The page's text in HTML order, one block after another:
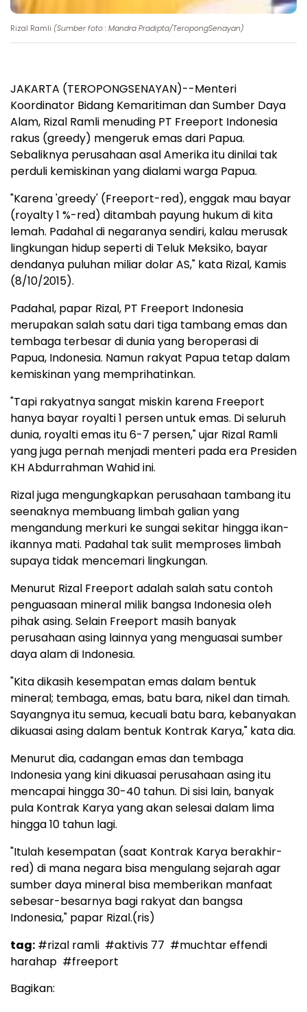
Rizal Ramli (Sumber foto : Mandra Pradipta/TeropongSenayan)
JAKARTA (TEROPONGSENAYAN)--Menteri
Koordinator Bidang Kemaritiman dan Sumber Daya
Alam, Rizal Ramli menuding PT Freeport Indonesia
rakus (greedy) mengeruk emas dari Papua.
Sebaliknya perusahaan asal Amerika itu dinilai tak
perduli kemiskinan yang dialami warga Papua.
"Karena 'greedy' (Freeport-red), enggak mau bayar
(royalty 1 %-red) ditambah payung hukum di kita
lemah. Padahal di negaranya sendiri, kalau merusak
lingkungan hidup seperti di Teluk Meksiko, bayar
dendanya puluhan miliar dolar AS," kata Rizal, Kamis
(8/10/2015).
Padahal, papar Rizal, PT Freeport Indonesia
merupakan salah satu dari tiga tambang emas dan
tembaga terbesar di dunia yang beroperasi di
Papua, Indonesia. Namun rakyat Papua tetap dalam
kemiskinan yang memprihatinkan.
"Tapi rakyatnya sangat miskin karena Freeport
hanya bayar royalti 1 persen untuk emas. Di seluruh
dunia, royalti emas itu 6-7 persen," ujar Rizal Ramli
yang juga pernah menjadi menteri pada era Presiden
KH Abdurrahman Wahid ini.
Rizal juga mengungkapkan perusahaan tambang itu
seenaknya membuang limbah galian yang
mengandung merkuri ke sungai sekitar hingga ikan-
ikannya mati. Padahal tak sulit memproses limbah
supaya tidak mencemari lingkungan.
Menurut Rizal Freeport adalah salah satu contoh
penguasaan mineral milik bangsa Indonesia oleh
pihak asing. Selain Freeport masih banyak
perusahaan asing lainnya yang menguasai sumber
daya alam di Indonesia.
"Kita dikasih kesempatan emas dalam bentuk
mineral; tembaga, emas, batu bara, nikel dan timah.
Sayangnya itu semua, kecuali batu bara, kebanyakan
dikuasai asing dalam bentuk Kontrak Karya," kata dia.
Menurut dia, cadangan emas dan tembaga
Indonesia yang kini dikuasai perusahaan asing itu
mencapai hingga 30-40 tahun. Di sisi lain, banyak
pula Kontrak Karya yang akan selesai dalam lima
hingga 10 tahun lagi.
"Itulah kesempatan (saat Kontrak Karya berakhir-
red) di mana negara bisa mengulang sejarah agar
sumber daya mineral bisa memberikan manfaat
sebesar-besarnya bagi rakyat dan bangsa
Indonesia," papar Rizal.(ris)
tag: #rizal ramli #aktivis 77 #muchtar effendi
harahap #freeport
Bagikan: